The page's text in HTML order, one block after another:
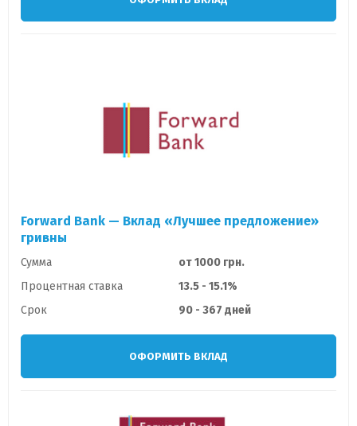
Forward Bank — Вклад «Лучшее предложение»
гривны
Сумма
от 1000 грн.
Процентная ставка
13.5 - 15.1%
Срок
90 - 367 дней
ОФОРМИТЬ ВКЛАД